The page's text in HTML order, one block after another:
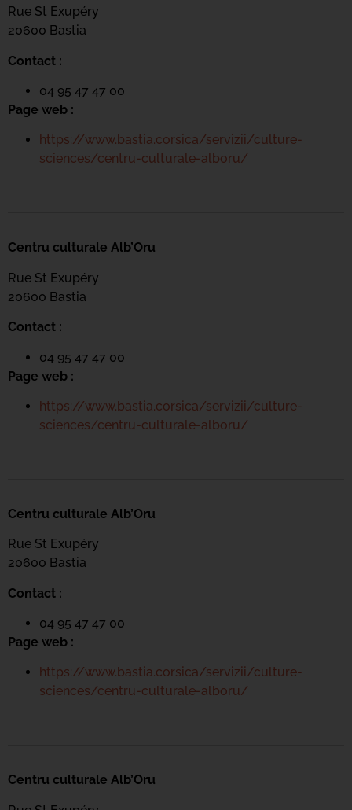
Rue St Exupéry
20600 Bastia
Contact :
04 95 47 47 00
Page web :
https://www.bastia.corsica/servizii/culture-
sciences/centru-culturale-alboru/
Centru culturale Alb’Oru
Rue St Exupéry
20600 Bastia
Contact :
04 95 47 47 00
Page web :
https://www.bastia.corsica/servizii/culture-
sciences/centru-culturale-alboru/
Centru culturale Alb’Oru
Rue St Exupéry
20600 Bastia
Contact :
04 95 47 47 00
Page web :
https://www.bastia.corsica/servizii/culture-
sciences/centru-culturale-alboru/
Centru culturale Alb’Oru